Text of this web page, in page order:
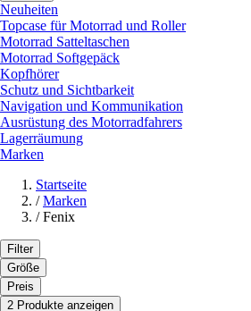
Neuheiten
Topcase für Motorrad und Roller
Motorrad Satteltaschen
Motorrad Softgepäck
Kopfhörer
Schutz und Sichtbarkeit
Navigation und Kommunikation
Ausrüstung des Motorradfahrers
Lagerräumung
Marken
Startseite
/ Marken
/ Fenix
Filter
Größe
Preis
2 Produkte anzeigen